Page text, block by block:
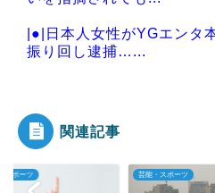
|●|日本人女性がYGエンタ
振り回し逮捕…...
関連記事
スポーツ 芸能・スポーツ